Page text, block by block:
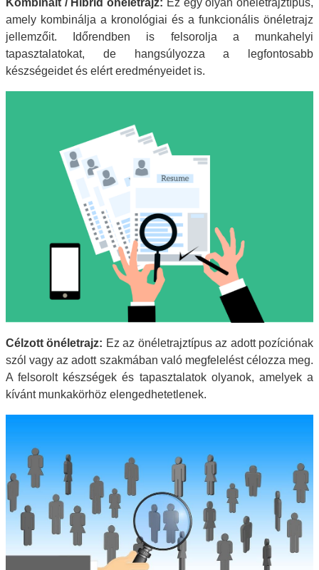
Kombinált / Hibrid önéletrajz: Ez egy olyan önéletrajztípus,
amely kombinálja a kronológiai és a funkcionális önéletrajz
jellemzőit. Időrendben is felsorolja a munkahelyi
tapasztalatokat, de hangsúlyozza a legfontosabb
készségeidet és elért eredményeidet is.
Célzott önéletrajz: Ez az önéletrajztípus az adott pozíciónak
szól vagy az adott szakmában való megfelelést célozza meg.
A felsorolt készségek és tapasztalatok olyanok, amelyek a
kívánt munkakörhöz elengedhetetlenek.